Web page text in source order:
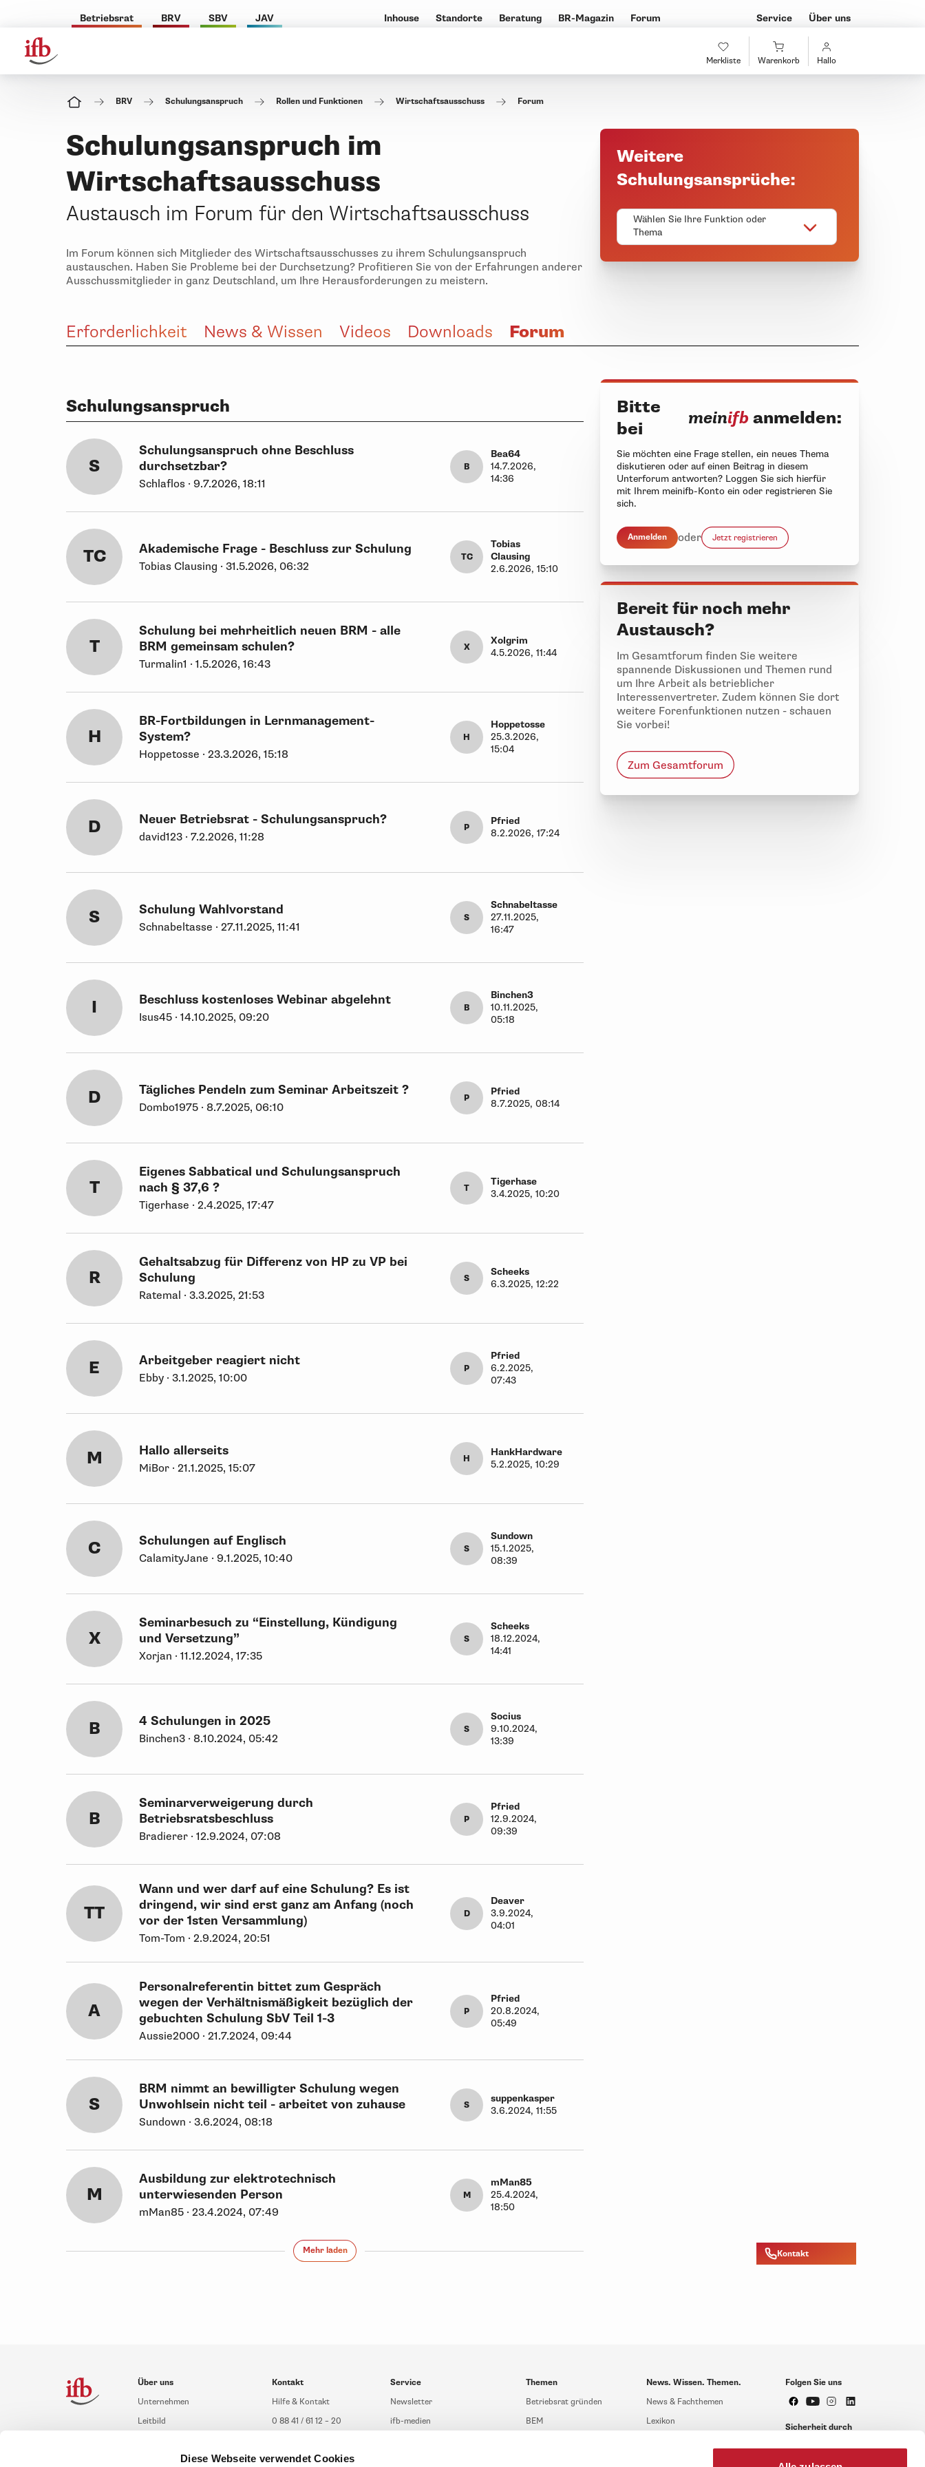
Diese Webseite verwendet Cookies
Merkliste Warenkorb Hallo
Betriebsrat BRV SBV JAV Inhouse Standorte Beratung BR-Magazin Forum Service Über uns
BRV Schulungsanspruch Rollen und Funktionen Wirtschaftsausschuss Forum
Schulungsanspruch im
Wirtschaftsausschuss
Austausch im Forum für den Wirtschaftsausschuss
Im Forum können sich Mitglieder des Wirtschaftsausschusses zu ihrem Schulungsanspruch
austauschen. Haben Sie Probleme bei der Durchsetzung? Profitieren Sie von der Erfahrungen anderer
Ausschussmitglieder in ganz Deutschland, um Ihre Herausforderungen zu meistern.
Weitere
Schulungsansprüche:
Wählen Sie Ihre Funktion oder
Thema
Erforderlichkeit News & Wissen Videos Downloads Forum
Schulungsanspruch
S
Schulungsanspruch ohne Beschluss
durchsetzbar?
Schlaflos · 9.7.2026, 18:11
B
Bea64
14.7.2026,
14:36
TC Akademische Frage - Beschluss zur Schulung
Tobias Clausing · 31.5.2026, 06:32
TC
Tobias
Clausing
2.6.2026, 15:10
T
Schulung bei mehrheitlich neuen BRM - alle
BRM gemeinsam schulen?
Turmalin1 · 1.5.2026, 16:43
X
Xolgrim
4.5.2026, 11:44
H
BR-Fortbildungen in Lernmanagement-
System?
Hoppetosse · 23.3.2026, 15:18
H
Hoppetosse
25.3.2026,
15:04
D Neuer Betriebsrat - Schulungsanspruch?
david123 · 7.2.2026, 11:28
P
Pfried
8.2.2026, 17:24
S Schulung Wahlvorstand
Schnabeltasse · 27.11.2025, 11:41
S
Schnabeltasse
27.11.2025,
16:47
I Beschluss kostenloses Webinar abgelehnt
Isus45 · 14.10.2025, 09:20
B
Binchen3
10.11.2025,
05:18
D Tägliches Pendeln zum Seminar Arbeitszeit ?
Dombo1975 · 8.7.2025, 06:10
P
Pfried
8.7.2025, 08:14
T
Eigenes Sabbatical und Schulungsanspruch
nach § 37,6 ?
Tigerhase · 2.4.2025, 17:47
T
Tigerhase
3.4.2025, 10:20
R
Gehaltsabzug für Differenz von HP zu VP bei
Schulung
Ratemal · 3.3.2025, 21:53
S
Scheeks
6.3.2025, 12:22
E Arbeitgeber reagiert nicht
Ebby · 3.1.2025, 10:00
P
Pfried
6.2.2025,
07:43
M Hallo allerseits
MiBor · 21.1.2025, 15:07
H
HankHardware
5.2.2025, 10:29
C Schulungen auf Englisch
CalamityJane · 9.1.2025, 10:40
S
Sundown
15.1.2025,
08:39
X
Seminarbesuch zu “Einstellung, Kündigung
und Versetzung”
Xorjan · 11.12.2024, 17:35
S
Scheeks
18.12.2024,
14:41
B 4 Schulungen in 2025
Binchen3 · 8.10.2024, 05:42
S
Socius
9.10.2024,
13:39
B
Seminarverweigerung durch
Betriebsratsbeschluss
Bradierer · 12.9.2024, 07:08
P
Pfried
12.9.2024,
09:39
TT
Wann und wer darf auf eine Schulung? Es ist
dringend, wir sind erst ganz am Anfang (noch
vor der 1sten Versammlung)
Tom-Tom · 2.9.2024, 20:51
D
Deaver
3.9.2024,
04:01
A
Personalreferentin bittet zum Gespräch
wegen der Verhältnismäßigkeit bezüglich der
gebuchten Schulung SbV Teil 1-3
Aussie2000 · 21.7.2024, 09:44
P
Pfried
20.8.2024,
05:49
S
BRM nimmt an bewilligter Schulung wegen
Unwohlsein nicht teil - arbeitet von zuhause
Sundown · 3.6.2024, 08:18
S
suppenkasper
3.6.2024, 11:55
M
Ausbildung zur elektrotechnisch
unterwiesenden Person
mMan85 · 23.4.2024, 07:49
M
mMan85
25.4.2024,
18:50
Mehr laden
Bitte
bei
meinifb anmelden:
Sie möchten eine Frage stellen, ein neues Thema
diskutieren oder auf einen Beitrag in diesem
Unterforum antworten? Loggen Sie sich hierfür
mit Ihrem meinifb-Konto ein oder registrieren Sie
sich.
Anmelden oder Jetzt registrieren
Bereit für noch mehr
Austausch?
Im Gesamtforum finden Sie weitere
spannende Diskussionen und Themen rund
um Ihre Arbeit als betrieblicher
Interessenvertreter. Zudem können Sie dort
weitere Forenfunktionen nutzen - schauen
Sie vorbei!
Zum Gesamtforum
Kontakt
Über uns
Unternehmen
Leitbild
Gute Gründe für das ifb
Kontakt
Hilfe & Kontakt
0 88 41 / 61 12 – 20
Übersicht Beratung
Service
Newsletter
ifb-medien
Themen
Betriebsrat gründen
BEM
News. Wissen. Themen.
News & Fachthemen
Lexikon
Folgen Sie uns
Sicherheit durch